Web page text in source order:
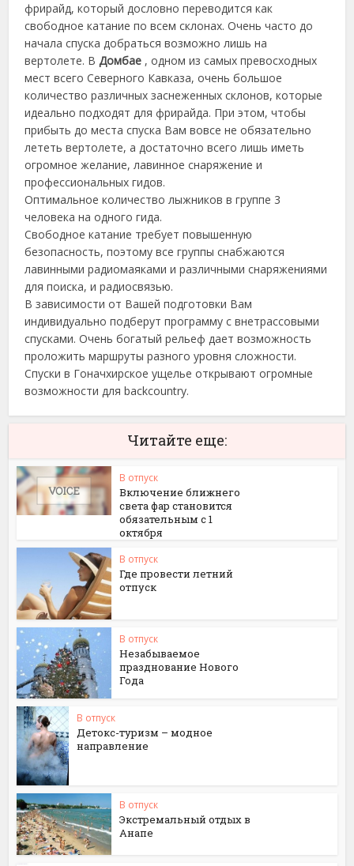
фрирайд, который дословно переводится как
свободное катание по всем склонах. Очень часто до
начала спуска добраться возможно лишь на
вертолете. ВДомбае , одном из самых превосходных
мест всего Северного Кавказа, очень большое
количество различных заснеженных склонов, которые
идеально подходят для фрирайда. При этом, чтобы
прибыть до места спуска Вам вовсе не обязательно
лететь вертолете, а достаточно всего лишь иметь
огромное желание, лавинное снаряжение и
профессиональных гидов.
Оптимальное количество лыжников в группе 3
человека на одного гида.
Свободное катание требует повышенную
безопасность, поэтому все группы снабжаются
лавинными радиомаяками и различными снаряжениями
для поиска, и радиосвязью.
В зависимости от Вашей подготовки Вам
индивидуально подберут программу с внетрассовыми
спусками. Очень богатый рельеф дает возможность
проложить маршруты разного уровня сложности.
Спуски в Гоначхирское ущелье открывают огромные
возможности для backcountry.
Читайте еще:
В отпуск
Включение ближнего
света фар становится
обязательным с 1
октября
В отпуск
Где провести летний
отпуск
В отпуск
Незабываемое
празднование Нового
Года
В отпуск
Детокс-туризм – модное
направление
В отпуск
Экстремальный отдых в
Анапе